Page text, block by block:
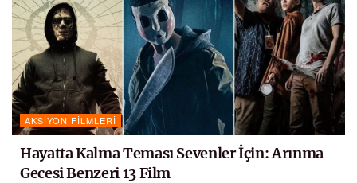
AKSIYON FILMLERI
Hayatta Kalma Teması Sevenler İçin: Arınma
Gecesi Benzeri 13 Film